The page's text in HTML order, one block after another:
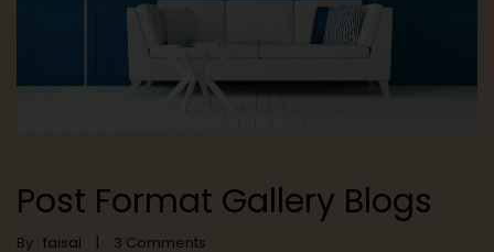
Post Format Gallery Blogs
By : faisal 3 Comments